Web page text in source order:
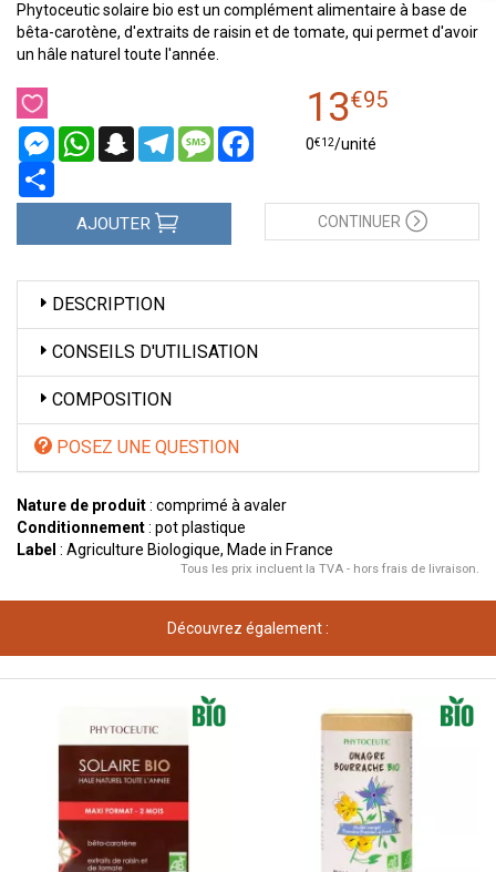
Phytoceutic solaire bio est un complément alimentaire à base de
bêta-carotène, d'extraits de raisin et de tomate, qui permet d'avoir
un hâle naturel toute l'année.
MessengerWhatsAppSnapchatTelegramMessageFacebook
13€95
0€12/unité
AJOUTER CONTINUER
DESCRIPTION
CONSEILS D'UTILISATION
COMPOSITION
POSEZ UNE QUESTION
Nature de produit: comprimé à avaler
Conditionnement: pot plastique
Label : Agriculture Biologique, Made in France
Tous les prix incluent la TVA - hors frais de livraison.
Découvrez également :